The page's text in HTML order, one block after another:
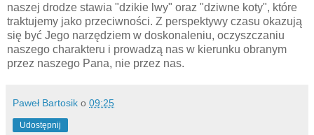
naszej drodze stawia "dzikie lwy" oraz "dziwne koty", które
traktujemy jako przeciwności. Z perspektywy czasu okazują
się być Jego narzędziem w doskonaleniu, oczyszczaniu
naszego charakteru i prowadzą nas w kierunku obranym
przez naszego Pana, nie przez nas.
Paweł Bartosik o 09:25
Udostępnij